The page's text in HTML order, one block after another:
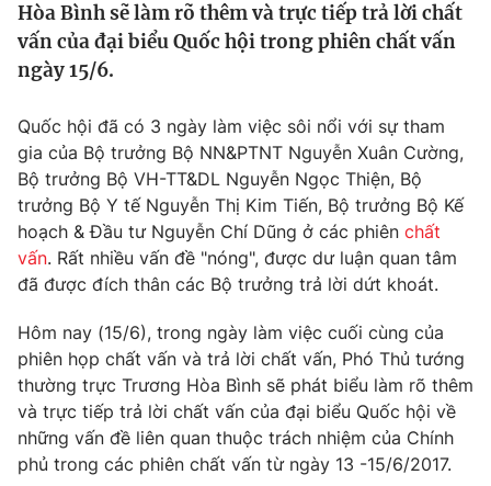
Thế giới
Tin tức
Thế giới đó đây
Câu chuyện quốc tế
Kinh tế
Tài chính
Thị trường
Góc doanh nghiệp
Dữ liệu và đời sống
Truyền hình
Phim VTV
Nhân vật
Khán giả
Giải sao mai
Giải trí
Điện ảnh
Âm nhạc
Sao
Đời sống
Du lịch
Làm đẹp
Chất lượng cuộc sống
Giáo dục
Tuyển sinh
Công nghệ
Hòa Bình sẽ làm rõ thêm và trực tiếp trả lời chất
vấn của đại biểu Quốc hội trong phiên chất vấn
ngày 15/6.
Quốc hội đã có 3 ngày làm việc sôi nổi với sự tham
gia của Bộ trưởng Bộ NN&PTNT Nguyễn Xuân Cường,
Bộ trưởng Bộ VH-TT&DL Nguyễn Ngọc Thiện, Bộ
trưởng Bộ Y tế Nguyễn Thị Kim Tiến, Bộ trưởng Bộ Kế
hoạch & Đầu tư Nguyễn Chí Dũng ở các phiên chất
vấn. Rất nhiều vấn đề "nóng", được dư luận quan tâm
đã được đích thân các Bộ trưởng trả lời dứt khoát.
Hôm nay (15/6), trong ngày làm việc cuối cùng của
phiên họp chất vấn và trả lời chất vấn, Phó Thủ tướng
thường trực Trương Hòa Bình sẽ phát biểu làm rõ thêm
và trực tiếp trả lời chất vấn của đại biểu Quốc hội về
những vấn đề liên quan thuộc trách nhiệm của Chính
phủ trong các phiên chất vấn từ ngày 13 -15/6/2017.